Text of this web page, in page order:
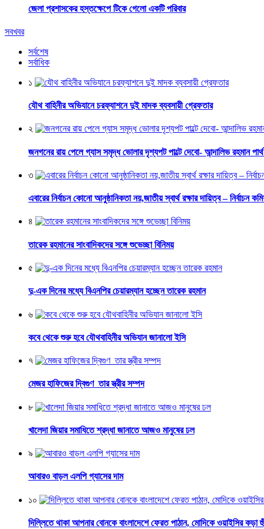
জেলা প্রশাসকের হস্তক্ষেপে টিকে গেলো একটি পরিবার
সবখবর
সর্বশেষ
সর্বাধিক
১
যৌথ বাহিনীর অভিযানে চরফ্যাশনে দুই মাদক ব্যবসায়ী গ্রেফতার
২
জনগনের রায় পেলে গ্যাস সমৃদ্ধ ভোলার দৃশ্যপট পাল্টে দেবো- আন্দালিভ রহমান পার্থ
৩
এবারের নির্বাচন কোনো আনুষ্ঠানিকতা নয়,জাতীয় স্বার্থ রক্ষার দায়িত্ব – নির্বাচন
৪
তারেক রহমানের সাংবাদিকদের সঙ্গে শুভেচ্ছা বিনিময়
৫
দু-এক দিনের মধ্যে বিএনপির চেয়ারম্যান হচ্ছেন তারেক রহমান
৬
কবে থেকে শুরু হবে যৌথবাহিনীর অভিযান জানালো ইসি
৭
মেজর হাফিজের দ্বিগুণ তার স্ত্রীর সম্পদ
৮
খালেদা জিয়ার সমাধিতে শ্রদ্ধা জানাতে আজও মানুষের ঢল
৯
আবারও বাড়ল এলপি গ্যাসের দাম
১০
দিল্লিতে থাকা আপনার বোনকে বাংলাদেশে ফেরত পাঠান, মোদিকে ওয়াইসির কড়া